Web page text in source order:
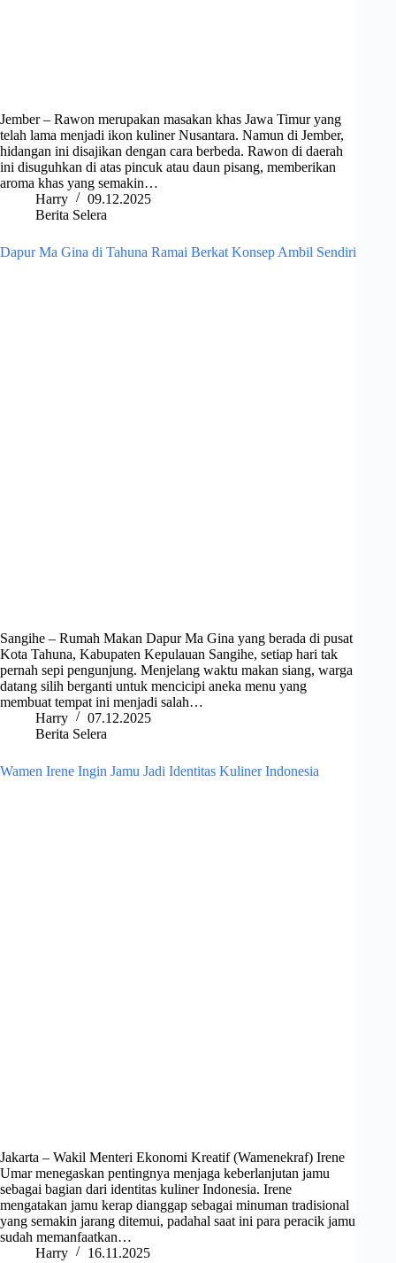
Jember – Rawon merupakan masakan khas Jawa Timur yang
telah lama menjadi ikon kuliner Nusantara. Namun di Jember,
hidangan ini disajikan dengan cara berbeda. Rawon di daerah
ini disuguhkan di atas pincuk atau daun pisang, memberikan
aroma khas yang semakin…
Harry
09.12.2025
Berita Selera
Dapur Ma Gina di Tahuna Ramai Berkat Konsep Ambil Sendiri
Sangihe – Rumah Makan Dapur Ma Gina yang berada di pusat
Kota Tahuna, Kabupaten Kepulauan Sangihe, setiap hari tak
pernah sepi pengunjung. Menjelang waktu makan siang, warga
datang silih berganti untuk mencicipi aneka menu yang
membuat tempat ini menjadi salah…
Harry
07.12.2025
Berita Selera
Wamen Irene Ingin Jamu Jadi Identitas Kuliner Indonesia
Jakarta – Wakil Menteri Ekonomi Kreatif (Wamenekraf) Irene
Umar menegaskan pentingnya menjaga keberlanjutan jamu
sebagai bagian dari identitas kuliner Indonesia. Irene
mengatakan jamu kerap dianggap sebagai minuman tradisional
yang semakin jarang ditemui, padahal saat ini para peracik jamu
sudah memanfaatkan…
Harry
16.11.2025